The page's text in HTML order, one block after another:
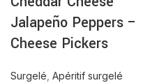
Jalapeño Peppers –
Cheese Pickers
Surgelé Apéritif surgelé